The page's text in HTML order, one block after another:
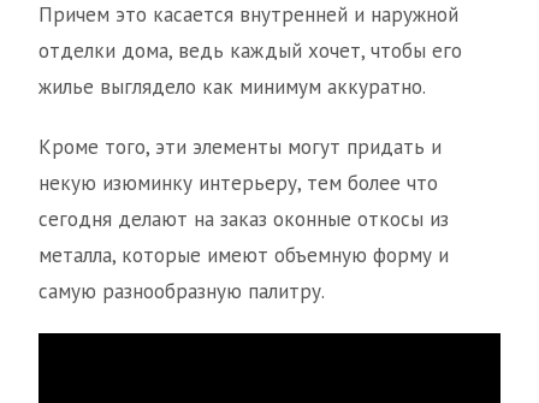
Причем это касается внутренней и наружной
отделки дома, ведь каждый хочет, чтобы его
жилье выглядело как минимум аккуратно.
Кроме того, эти элементы могут придать и
некую изюминку интерьеру, тем более что
сегодня делают на заказ оконные откосы из
металла, которые имеют объемную форму и
самую разнообразную палитру.